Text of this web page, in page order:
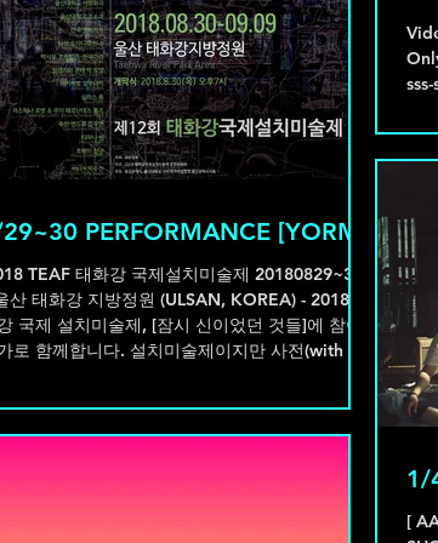
PERFORMANCE [YORM]
2018 TEAF 태화강 국제설치미술제 20180829~30
산 태화강 지방정원 (ULSAN, KOREA) - 2018 태
설치미술제, [잠시 신이었던 것들]에 참여
께합니다. 설치미술제이지만 사전(with 이
ㅤ
1/
[